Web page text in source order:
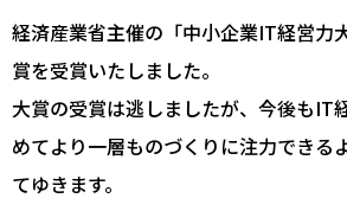
経済産業省主催の「中小企業IT経営力
賞を受賞いたしました。
大賞の受賞は逃しましたが、今後もIT
めてより一層ものづくりに注力できる
てゆきます。